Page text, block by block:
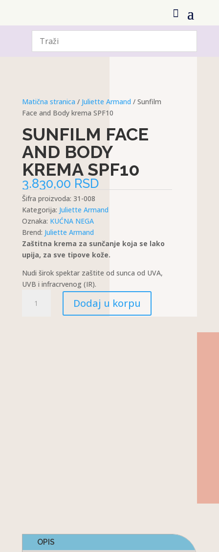
Matična stranica / Juliette Armand / Sunfilm
Face and Body krema SPF10
SUNFILM FACE
AND BODY
KREMA SPF10
3.830,00 RSD
Šifra proizvoda: 31-008
Kategorija: Juliette Armand
Oznaka: KUĆNA NEGA
Brend: Juliette Armand
Zaštitna krema za sunčanje koja se lako
upija, za sve tipove kože.
Nudi širok spektar zaštite od sunca od UVA,
UVB i infracrvenog (IR).
FACE
Dodaj u korpu
OPIS